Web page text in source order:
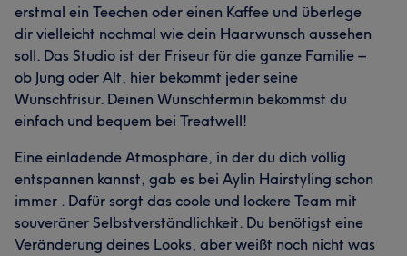
erstmal ein Teechen oder einen Kaffee und überlege
dir vielleicht nochmal wie dein Haarwunsch aussehen
soll. Das Studio ist der Friseur für die ganze Familie –
ob Jung oder Alt, hier bekommt jeder seine
Wunschfrisur. Deinen Wunschtermin bekommst du
einfach und bequem bei Treatwell!
Eine einladende Atmosphäre, in der du dich völlig
entspannen kannst, gab es bei Aylin Hairstyling schon
immer . Dafür sorgt das coole und lockere Team mit
souveräner Selbstverständlichkeit. Du benötigst eine
Veränderung deines Looks, aber weißt noch nicht was